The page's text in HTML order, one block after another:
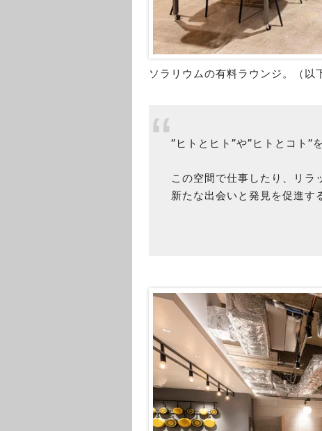
ソラリウムの有料ラウンジ。（以
”ヒトとヒト”や”ヒトとコト”
この空間で仕事したり、リラ
新たな出会いと発見を促進す